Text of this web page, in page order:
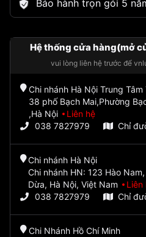
Bảo hành trọn gói 5
Hệ thống cửa hàng(mở
vui lòng liên hệ trước để
Chi nhánh Hà Nội Trung
38 phố Bạch Mai,Phường
,Hà Nội
Liên hệ
038 7827979
Chỉ
Chi nhánh Hà Nội
Chi nhánh HN: 123 Hào
Dừa, Hà Nội, Việt Nam
Liên
038 7827979
Chỉ
Chi Nhánh Hồ Chí Minh